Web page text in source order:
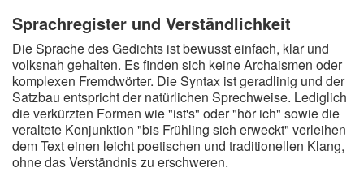
Sprachregister und Verständlichkeit
Die Sprache des Gedichts ist bewusst einfach, klar und
volksnah gehalten. Es finden sich keine Archaismen oder
komplexen Fremdwörter. Die Syntax ist geradlinig und der
Satzbau entspricht der natürlichen Sprechweise. Lediglich
die verkürzten Formen wie "ist's" oder "hör ich" sowie die
veraltete Konjunktion "bis Frühling sich erweckt" verleihen
dem Text einen leicht poetischen und traditionellen Klang,
ohne das Verständnis zu erschweren.